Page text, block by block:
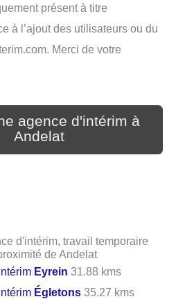
présent à titre
à l’ajout des utilisateurs ou du
Merci de votre
agence d'intérim à
Andelat
d'intérim, travail temporaire
de Andelat
Eyrein 31.88 kms
Égletons 35.27 kms